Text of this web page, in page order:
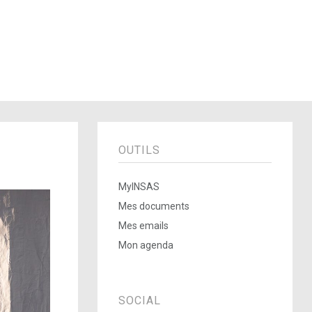
OUTILS
MyINSAS
Mes documents
Mes emails
Mon agenda
SOCIAL